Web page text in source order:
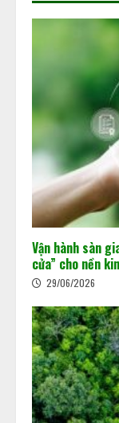
Vận hành sàn
cửa” cho nền
29/06/2026